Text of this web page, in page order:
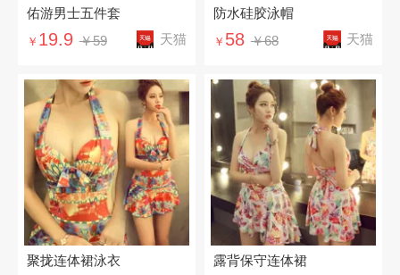
佑游男士五件套
￥ 19.9 ￥59 天猫
防水硅胶泳帽
￥ 58 ￥68 天猫
聚拢连体裙泳衣 露背保守连体裙